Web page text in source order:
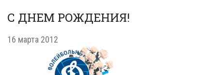
С ДНЕМ РОЖДЕНИЯ!
16 марта 2012